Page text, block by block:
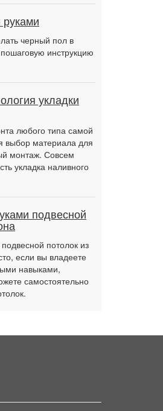
черный пол в
инструкцию
укладки
любого типа самой
выбор материала для
монтаж. Совсем
укладка наливного
подвесной
потолок из
если вы владеете
навыками,
самостоятельно